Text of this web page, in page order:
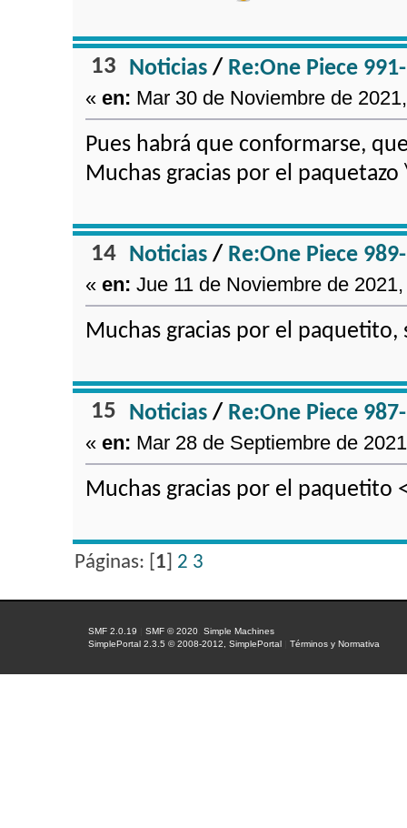
13 Noticias/ Re:One Piece
«en: Mar 30 de Noviembre de
Pues habrá que conformarse,
Muchas gracias por el
14 Noticias/ Re:One Piece
«en: Jue 11 de Noviembre de
Muchas gracias por el
15 Noticias/ Re:One Piece
«en: Mar 28 de Septiembre de
Muchas gracias por el paquetito
Páginas: [ 1 2 3
SMF 2.0.19 |SMF © 2020 ,Simple Machines
SimplePortal 2.3.5 © 2008-2012, SimplePortal
|Términos y Normativa